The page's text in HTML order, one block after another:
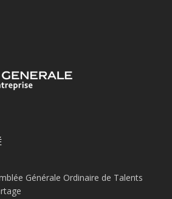
Générale Ordinaire de Talents